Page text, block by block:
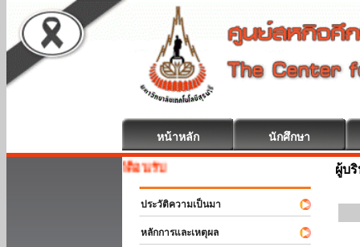
หน้าหลัก นักศึกษา
สหกิจศึกษา ยินดีต้อนรับ
ประวัติความเป็นมา
หลักการและเหตุผล
ผู้บ